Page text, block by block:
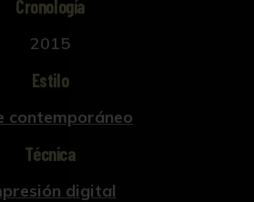
Cronología
2015
Estilo
contemporáneo
Técnica
digital